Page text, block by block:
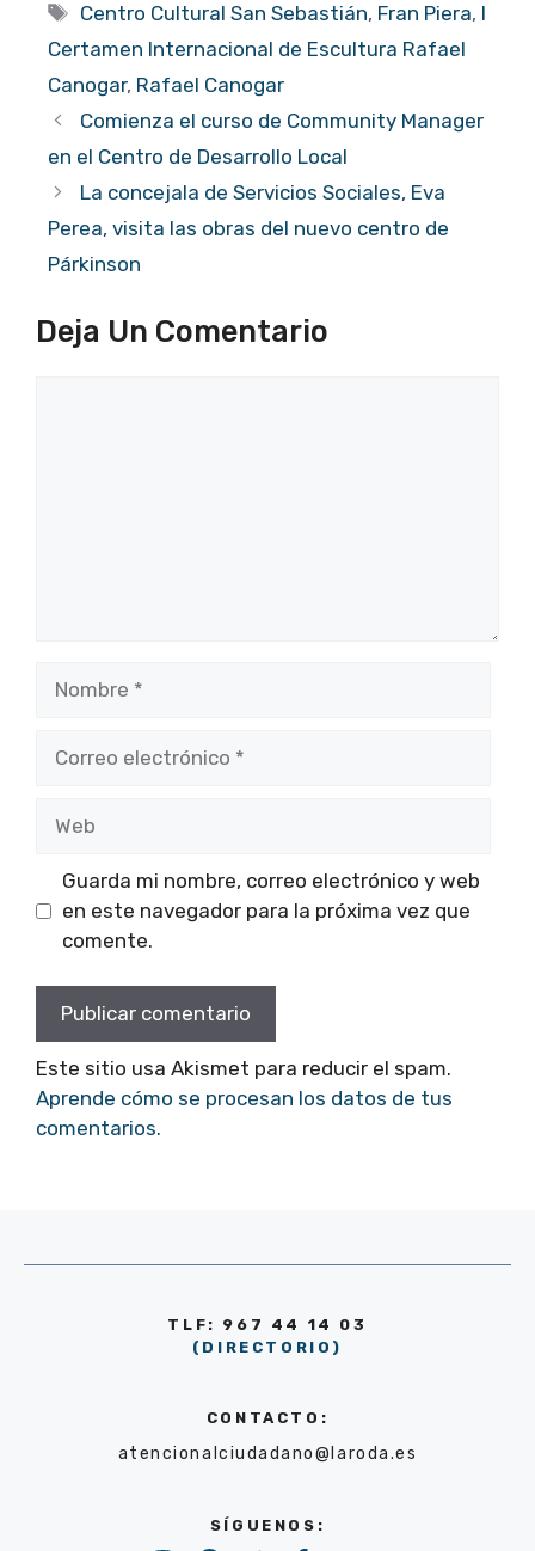
Etiquetas
Centro Cultural San Sebastián, Fran Piera, I
Certamen Internacional de Escultura Rafael
Canogar, Rafael Canogar
Comienza el curso de Community Manager
en el Centro de Desarrollo Local
La concejala de Servicios Sociales, Eva
Perea, visita las obras del nuevo centro de
Párkinson
Deja Un Comentario
electrónico
Guarda mi nombre, correo electrónico y web
en este navegador para la próxima vez que
comente.
Este sitio usa Akismet para reducir el spam.
Aprende cómo se procesan los datos de tus
comentarios.
TLF: 967 44 14 03
(DIRECTORIO)
CONTACTO:
atencionalciudadano@laroda.es
SÍGUENOS: